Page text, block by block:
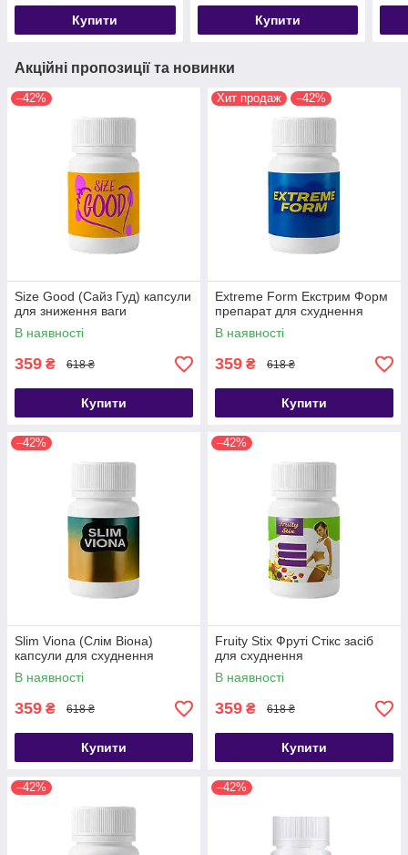
Купити Купити
Акційні пропозиції та новинки
–42%
Size Good (Сайз Гуд) капсули
для зниження ваги
В наявності
359 ₴ 618 ₴
Купити
Хит продаж –42%
Extreme Form Екстрим Форм
препарат для схуднення
В наявності
359 ₴ 618 ₴
Купити
–42%
Slim Viona (Слім Віона)
капсули для схуднення
В наявності
359 ₴ 618 ₴
Купити
–42%
Fruity Stix Фруті Стікс засіб
для схуднення
В наявності
359 ₴ 618 ₴
Купити
–42% –42%